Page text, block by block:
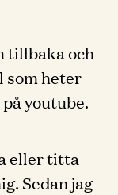
tillbaka och
som heter
youtube.
eller titta
Sedan jag